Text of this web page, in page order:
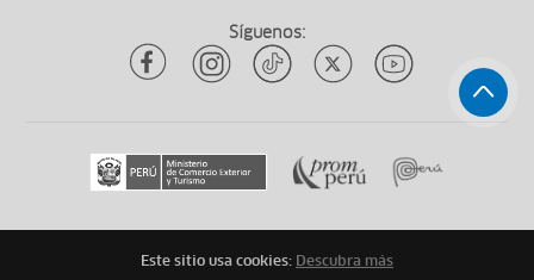
Síguenos:
Todos los derechos reservadosytuqueplanes 2026
Este sitio usa cookies: Descubra más